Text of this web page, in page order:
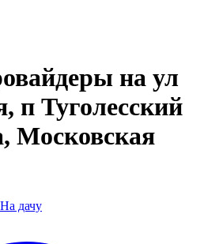
на ул
п Туголесский
Московская
На дачу